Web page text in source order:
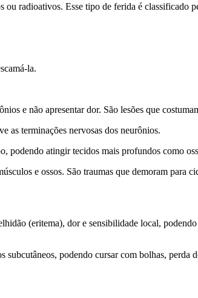
radioativos. Esse tipo de ferida é classificado
la.
e não apresentar dor. São lesões que
as terminações nervosas dos neurônios.
podendo atingir tecidos mais profundos como
e ossos. São traumas que demoram para
(eritema), dor e sensibilidade local,
podendo cursar com bolhas, perda